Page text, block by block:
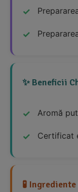
✨ Beneficii
Aromă
Certificat
🧪